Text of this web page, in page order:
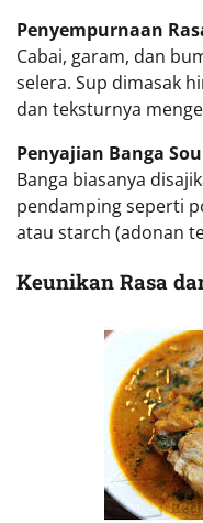
Penyempurnaan
Cabai, garam, dan
selera. Sup dimasak
dan teksturnya
Penyajian Banga
Banga biasanya
pendamping seperti
atau starch (adonan
Keunikan Rasa